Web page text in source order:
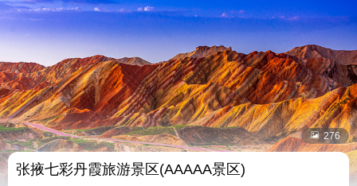
 276
张掖七彩丹霞旅游景区(AAAAA景区)